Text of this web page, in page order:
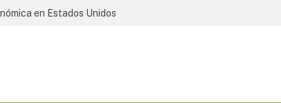
en Estados Unidos